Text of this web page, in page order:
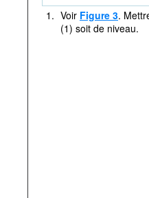
1. Voir Figure 3.
(1) soit de niveau.